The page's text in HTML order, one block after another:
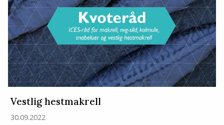
Vestlig hestmakrell
30.09.2022